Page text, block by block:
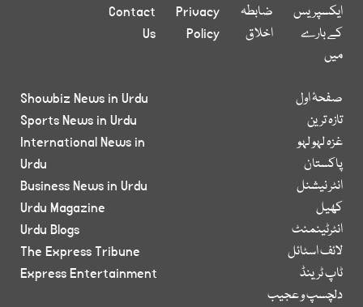
ایکسپریس
کے بارے
میں
ضابطہ
اخلاق
Privacy
Policy
Contact
Us
صفحۂ اول
تازہ ترین
غزہ لہو لہو
پاکستان
انٹر نیشنل
کھیل
انٹرٹینمنٹ
لائف اسٹائل
ٹاپ ٹرینڈ
دلچسپ و عجیب
Showbiz News in Urdu
Sports News in Urdu
International News in
Urdu
Business News in Urdu
Urdu Magazine
Urdu Blogs
The Express Tribune
Express Entertainment